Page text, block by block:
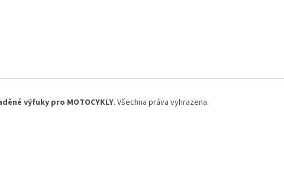
výfuky pro MOTOCYKLY. Všechna práva vyhrazena.